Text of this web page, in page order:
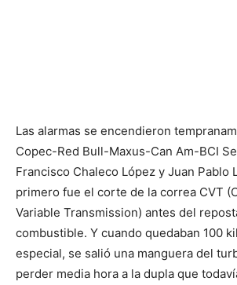
Las alarmas se encendieron
Copec-Red Bull-Maxus-Can Am-BCI
Francisco Chaleco López y Juan Pablo
primero fue el corte de la correa CVT
Variable Transmission) antes del
combustible. Y cuando quedaban 100
especial, se salió una manguera del
perder media hora a la dupla que